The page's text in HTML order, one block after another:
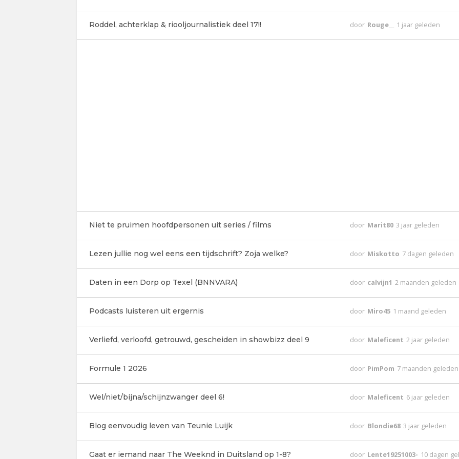
Roddel, achterklap & riooljournalistiek deel 17!! door Rouge__ 1 jaar geleden
Niet te pruimen hoofdpersonen uit series / films door Marit80 3 jaar geleden
Lezen jullie nog wel eens een tijdschrift? Zoja welke? door Miskotto 7 dagen geleden
Daten in een Dorp op Texel (BNNVARA) door calvijn1 2 maanden geleden
Podcasts luisteren uit ergernis door Miro45 1 maand geleden
Verliefd, verloofd, getrouwd, gescheiden in showbizz deel 9 door Maleficent 2 jaar geleden
Formule 1 2026 door PimPom 7 maanden geleden
Wel/niet/bijna/schijnzwanger deel 6! door Maleficent 6 jaar geleden
Blog eenvoudig leven van Teunie Luijk door Blondie68 3 jaar geleden
Gaat er iemand naar The Weeknd in Duitsland op 1-8? door Lente19251003- 10 dagen